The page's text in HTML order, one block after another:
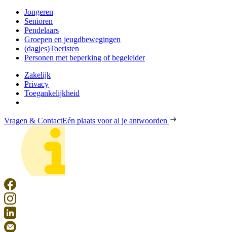
Jongeren
Senioren
Pendelaars
Groepen en jeugdbewegingen
(dagjes)Toeristen
Personen met beperking of begeleider
Zakelijk
Privacy
Toegankelijkheid
Vragen & ContactEén plaats voor al je antwoorden